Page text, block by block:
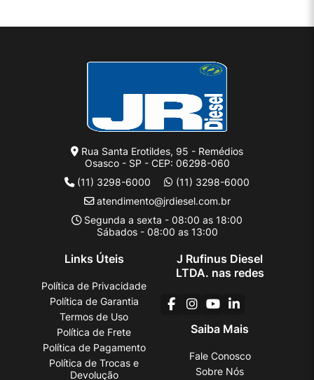
Rua Santa Erotildes, 95 - Remédios
Osasco - SP - CEP: 06298-060
(11) 3298-6000
(11) 3298-6000
atendimento@jrdiesel.com.br
Segunda a sexta - 08:00 as 18:00
Sábados - 08:00 as 13:00
Links Úteis
Política de Privacidade
Política de Garantia
Termos de Uso
Política de Frete
Política de Pagamento
Política de Trocas e
Devolução
J Rufinus Diesel
LTDA. nas redes
Saiba Mais
Fale Conosco
Sobre Nós